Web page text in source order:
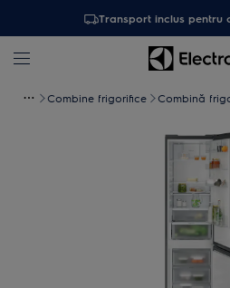
Transport inclus pentru
Combine frigorifice Combină